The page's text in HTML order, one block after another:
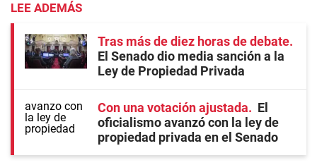
LEE ADEMÁS
Tras más de diez horas de debate
El Senado dio media sanción a la
Ley de Propiedad Privada
Con una votación ajustada
El
oficialismo avanzó con la ley de
propiedad privada en el Senado